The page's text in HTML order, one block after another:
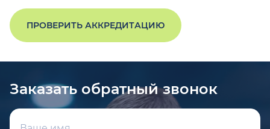
ПРОВЕРИТЬ АККРЕДИТАЦИЮ
Заказать обратный звонок